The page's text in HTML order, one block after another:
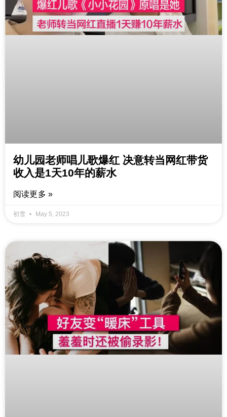
幼儿园老师唱儿歌爆红 决意转当网红带货
收入是1天10年的薪水
阅读更多 »
初雪 May 5, 2023